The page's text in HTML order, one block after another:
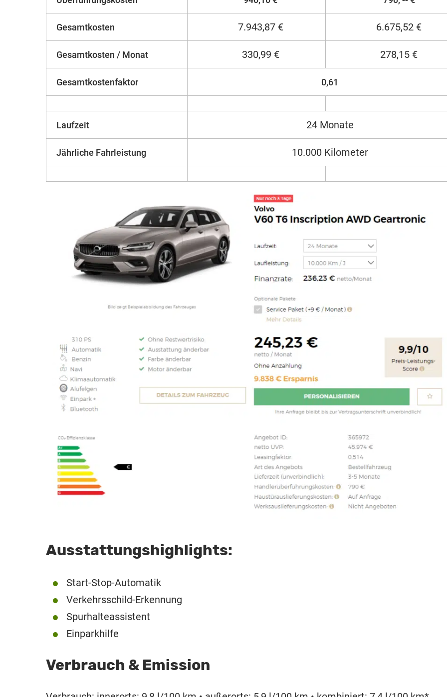
Gesamtkosten 7.943,87 € 6.675,52 €
Gesamtkosten / Monat 330,99 € 278,15 €
Gesamtkostenfaktor 0,61
Laufzeit 24 Monate
Jährliche Fahrleistung 10.000 Kilometer
Ausstattungshighlights:
Start-Stop-Automatik
Verkehrsschild-Erkennung
Spurhalteassistent
Einparkhilfe
Verbrauch & Emission